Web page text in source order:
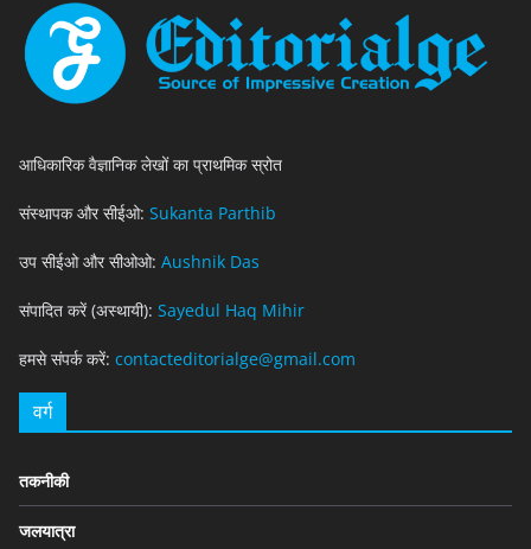
आधिकारिक वैज्ञानिक लेखों का प्राथमिक स्रोत
संस्थापक और सीईओ: Sukanta Parthib
उप सीईओ और सीओओ: Aushnik Das
संपादित करें (अस्थायी): Sayedul Haq Mihir
हमसे संपर्क करें: contacteditorialge@gmail.com
वर्ग
तकनीकी
जलयात्रा